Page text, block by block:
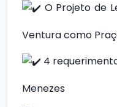
O Projeto de
Ventura como
4
Menezes